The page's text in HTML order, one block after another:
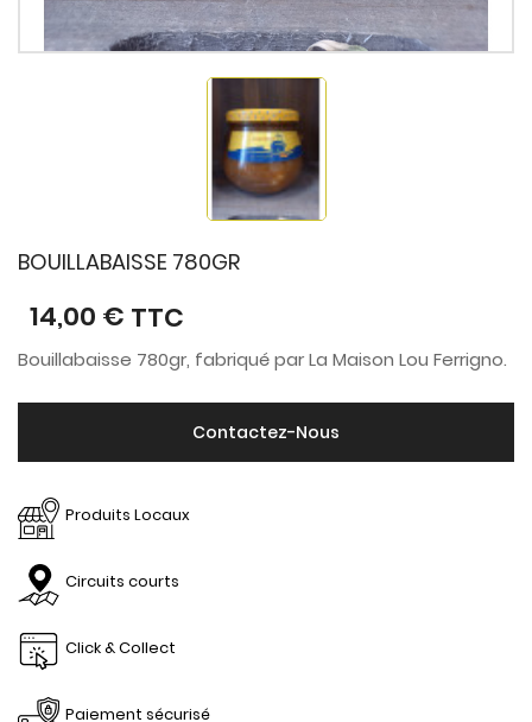
BOUILLABAISSE 780GR
14,00 € TTC
Bouillabaisse 780gr, fabriqué par La Maison Lou Ferrigno.
Contactez-Nous
Produits Locaux
Circuits courts
Click & Collect
Paiement sécurisé